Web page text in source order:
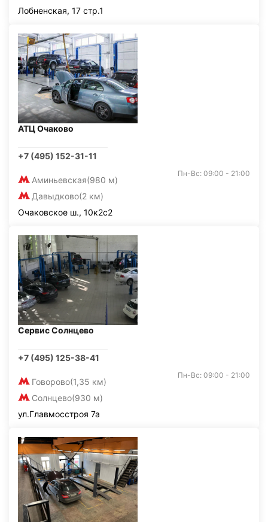
Лобненская, 17 стр.1
АТЦ Очаково
+7 (495) 152-31-11
Аминьевская(980 м)
Давыдково(2 км)
Пн-Вс: 09:00 - 21:00
Очаковское ш., 10к2с2
Сервис Солнцево
+7 (495) 125-38-41
Говорово(1,35 км)
Солнцево(930 м)
Пн-Вс: 09:00 - 21:00
ул.Главмосстроя 7а